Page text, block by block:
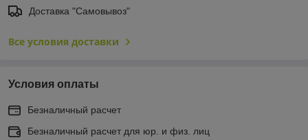
Доставка "Самовывоз"
Все условия доставки
Условия оплаты
Безналичный расчет
Безналичный расчет для юр. и физ. лиц